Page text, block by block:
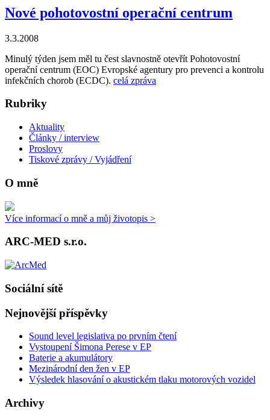
Nové pohotovostní operační centrum
3.3.2008
Minulý týden jsem měl tu čest slavnostně otevřít Pohotovostní
operační centrum (EOC) Evropské agentury pro prevenci a kontrolu
infekčních chorob (ECDC). celá zpráva
Rubriky
Aktuality
Články / interview
Proslovy
Tiskové zprávy / Vyjádření
O mně
Více informací o mně a můj životopis >
ARC-MED s.r.o.
Sociální sítě
Nejnovější příspěvky
Sound level legislativa po prvním čtení
Vystoupení Šimona Perese v EP
Baterie a akumulátory
Mezinárodní den žen v EP
Výsledek hlasování o akustickém tlaku motorových vozidel
Archivy